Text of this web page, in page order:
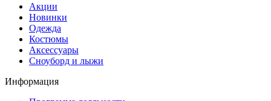
Акции
Новинки
Одежда
Костюмы
Аксессуары
Сноуборд и лыжи
Информация